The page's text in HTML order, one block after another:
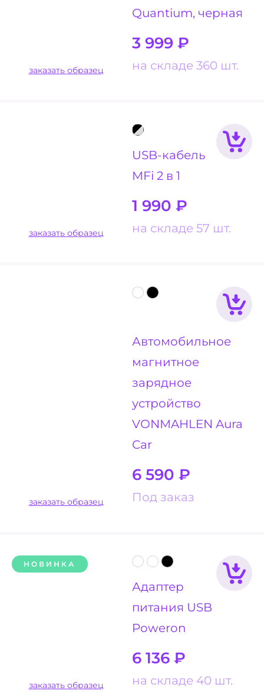
Quantium, черная
3 999 ₽
на складе 360 шт.
заказать образец
USB-кабель
MFi 2 в 1
1 990 ₽
на складе 57 шт.
заказать образец
Автомобильное
магнитное
зарядное
устройство
VONMAHLEN Aura
Car
6 590 ₽
Под заказ
заказать образец
НОВИНКА
Адаптер
питания USB
Poweron
6 136 ₽
на складе 40 шт.
заказать образец